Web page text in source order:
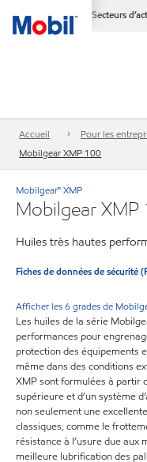
Secteurs
Accueil Pour les
Mobilgear XMP 100
Mobilgear™ XMP
Mobilgear XMP
Huiles très hautes
Fiches de données de sécurité
Afficher les 6 grades de
Les huiles de la série
performances pour
protection des équipements
même dans des conditions
XMP sont formulées à partir
supérieure et d’un système
non seulement une
classiques, comme le
résistance à l’usure due
meilleure lubrification des